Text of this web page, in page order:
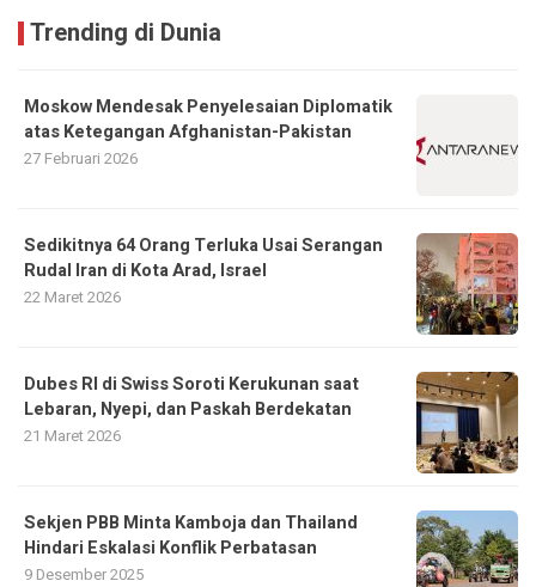
Trending di Dunia
Moskow Mendesak Penyelesaian Diplomatik
atas Ketegangan Afghanistan-Pakistan
27 Februari 2026
Sedikitnya 64 Orang Terluka Usai Serangan
Rudal Iran di Kota Arad, Israel
22 Maret 2026
Dubes RI di Swiss Soroti Kerukunan saat
Lebaran, Nyepi, dan Paskah Berdekatan
21 Maret 2026
Sekjen PBB Minta Kamboja dan Thailand
Hindari Eskalasi Konflik Perbatasan
9 Desember 2025